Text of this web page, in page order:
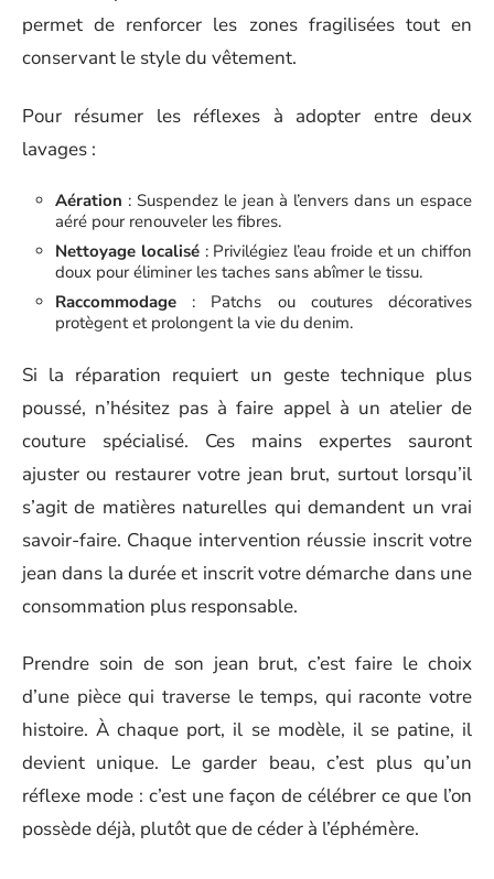
permet de renforcer les zones fragilisées tout en
conservant le style du vêtement.
Pour résumer les réflexes à adopter entre deux
lavages :
Aération : Suspendez le jean à l’envers dans un espace
aéré pour renouveler les fibres.
Nettoyage localisé: Privilégiez l’eau froide et un chiffon
doux pour éliminer les taches sans abîmer le tissu.
Raccommodage : Patchs ou coutures décoratives
protègent et prolongent la vie du denim.
Si la réparation requiert un geste technique plus
poussé, n’hésitez pas à faire appel à un atelier de
couture spécialisé. Ces mains expertes sauront
ajuster ou restaurer votre jean brut, surtout lorsqu’il
s’agit de matières naturelles qui demandent un vrai
savoir-faire. Chaque intervention réussie inscrit votre
jean dans la durée et inscrit votre démarche dans une
consommation plus responsable.
Prendre soin de son jean brut, c’est faire le choix
d’une pièce qui traverse le temps, qui raconte votre
histoire. À chaque port, il se modèle, il se patine, il
devient unique. Le garder beau, c’est plus qu’un
réflexe mode : c’est une façon de célébrer ce que l’on
possède déjà, plutôt que de céder à l’éphémère.